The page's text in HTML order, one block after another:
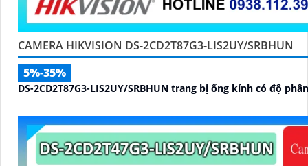
CAMERA HIKVISION DS-2CD2T87G3-LIS2UY/SRBHUN
5%-35%
DS-2CD2T87G3-LIS2UY/SRBHUN trang bị ống kính có độ